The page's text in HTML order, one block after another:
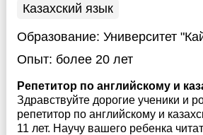
Казахский язык
Образование: Университет
Опыт: более 20 лет
Репетитор по английскому и
Здравствуйте дорогие ученики и
репетитор по английскому и
11 лет. Научу вашего ребенка